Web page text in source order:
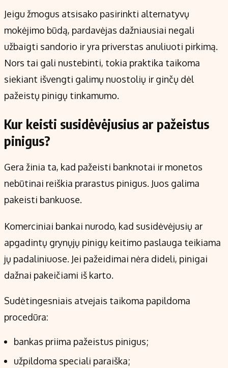
Jeigu žmogus atsisako pasirinkti alternatyvų
mokėjimo būdą, pardavėjas dažniausiai negali
užbaigti sandorio ir yra priverstas anuliuoti pirkimą.
Nors tai gali nustebinti, tokia praktika taikoma
siekiant išvengti galimų nuostolių ir ginčų dėl
pažeistų pinigų tinkamumo.
Kur keisti susidėvėjusius ar pažeistus
pinigus?
Gera žinia ta, kad pažeisti banknotai ir monetos
nebūtinai reiškia prarastus pinigus. Juos galima
pakeisti bankuose.
Komerciniai bankai nurodo, kad susidėvėjusių ar
apgadintų grynųjų pinigų keitimo paslauga teikiama
jų padaliniuose. Jei pažeidimai nėra dideli, pinigai
dažnai pakeičiami iš karto.
Sudėtingesniais atvejais taikoma papildoma
procedūra:
bankas priima pažeistus pinigus;
užpildoma speciali paraiška;